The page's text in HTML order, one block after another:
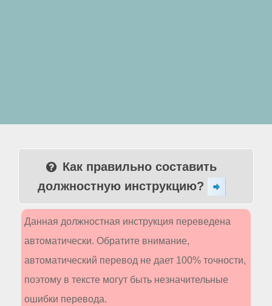
Как правильно составить
должностную инструкцию?
Данная должностная инструкция переведена
автоматически. Обратите внимание,
автоматический перевод не дает 100% точности,
поэтому в тексте могут быть незначительные
ошибки перевода.